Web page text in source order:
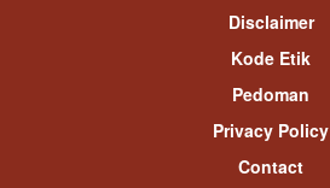
Disclaimer
Kode Etik
Pedoman
Privacy Policy
Contact